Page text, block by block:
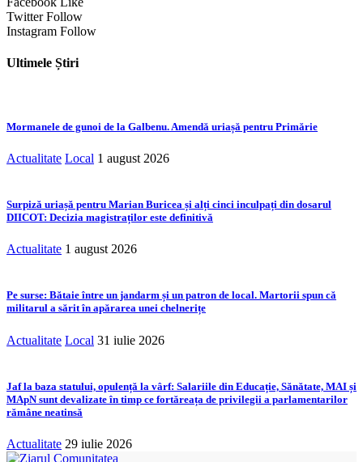
Twitter Follow
Instagram Follow
Ultimele Știri
Mormanele de gunoi de la Galbenu. Amendă uriașă pentru Primărie
Actualitate Local 1 august 2026
Surpiză uriașă pentru Marian Buricea și alți cinci inculpați din dosarul
DIICOT: Decizia magistraților este definitivă
Actualitate 1 august 2026
Pe surse: Bătaie între un jandarm și un patron de local. Martorii spun că
militarul a sărit în apărarea unei chelnerițe
Actualitate Local 31 iulie 2026
Jaf la baza statului, opulență la vârf: Salariile din Educație, Sănătate, MAI și
MApN sunt devalizate în timp ce fortăreața de privilegii a parlamentarilor
rămâne neatinsă
Actualitate 29 iulie 2026